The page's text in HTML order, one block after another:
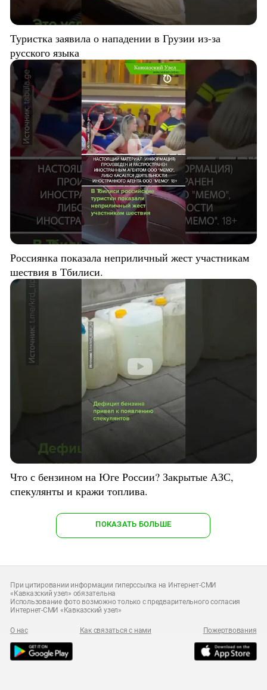
Туристка заявила о нападении в Грузии из-за
русского языка
Россиянка показала неприличный жест участникам
шествия в Тбилиси.
Что с бензином на Юге России? Закрытые АЗС,
спекулянты и кражи топлива.
ПОКАЗАТЬ БОЛЬШЕ
При цитировании информации гиперссылка на Интернет-СМИ
«Кавказский узел» обязательна
Использование фото возможно только с предварительного согласия
Интернет-СМИ «Кавказский узел»
О нас Как связаться с нами Пожертвования